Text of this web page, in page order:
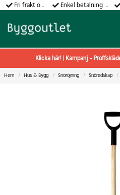
Fri frakt över 499:- Enkel betalning med Klarna
Klicka här! | Kampanj -
Hem Hus & Bygg Snöröjning Snöredskap